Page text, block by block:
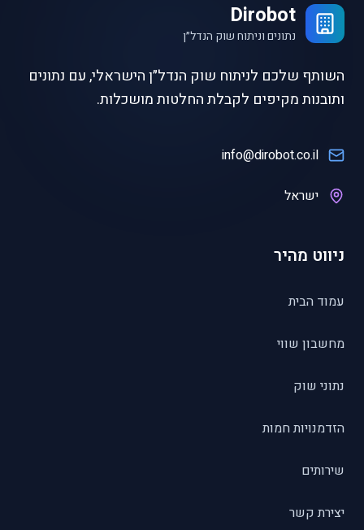
Dirobot
נתונים וניתוח שוק הנדל״ן
השותף שלכם לניתוח שוק הנדל״ן הישראלי, עם נתונים
ותובנות מקיפים לקבלת החלטות מושכלות.
info@dirobot.co.il
ישראל
ניווט מהיר
עמוד הבית
מחשבון שווי
נתוני שוק
הזדמנויות חמות
שירותים
יצירת קשר